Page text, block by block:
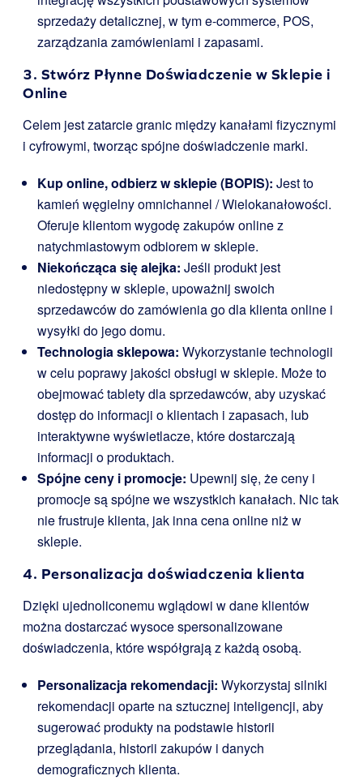
sprzedaży detalicznej, w tym e-commerce, POS,
zarządzania zamówieniami i zapasami.
3. Stwórz Płynne Doświadczenie w Sklepie i
Online
Celem jest zatarcie granic między kanałami fizycznymi
i cyfrowymi, tworząc spójne doświadczenie marki.
Kup online, odbierz w sklepie (BOPIS): Jest to
kamień węgielny omnichannel / Wielokanałowości.
Oferuje klientom wygodę zakupów online z
natychmiastowym odbiorem w sklepie.
Niekończąca się alejka: Jeśli produkt jest
niedostępny w sklepie, upoważnij swoich
sprzedawców do zamówienia go dla klienta online i
wysyłki do jego domu.
Technologia sklepowa: Wykorzystanie technologii
w celu poprawy jakości obsługi w sklepie. Może to
obejmować tablety dla sprzedawców, aby uzyskać
dostęp do informacji o klientach i zapasach, lub
interaktywne wyświetlacze, które dostarczają
informacji o produktach.
Spójne ceny i promocje: Upewnij się, że ceny i
promocje są spójne we wszystkich kanałach. Nic tak
nie frustruje klienta, jak inna cena online niż w
sklepie.
4. Personalizacja doświadczenia klienta
Dzięki ujednoliconemu wglądowi w dane klientów
można dostarczać wysoce spersonalizowane
doświadczenia, które współgrają z każdą osobą.
Personalizacja rekomendacji: Wykorzystaj silniki
rekomendacji oparte na sztucznej inteligencji, aby
sugerować produkty na podstawie historii
przeglądania, historii zakupów i danych
demograficznych klienta.